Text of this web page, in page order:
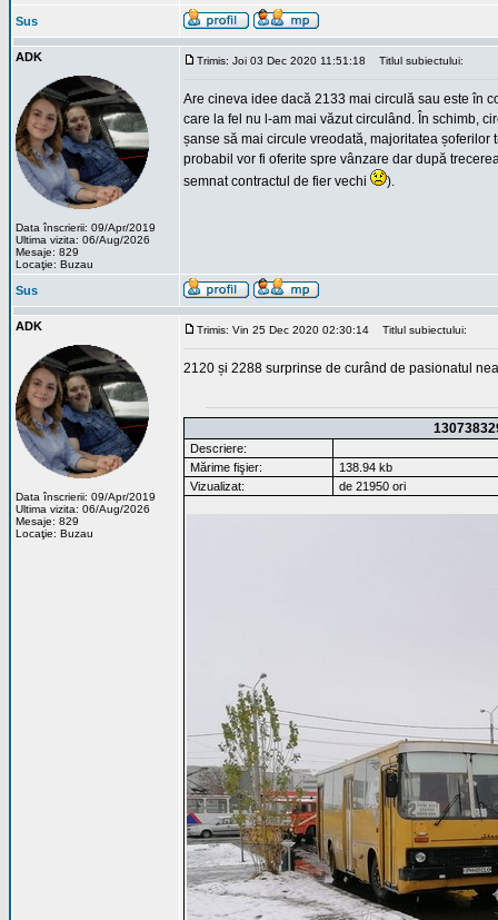
Sus
ADK
Data înscrierii: 09/Apr/2019
Ultima vizita: 06/Aug/2026
Mesaje: 829
Locaţie: Buzau
Trimis: Joi 03 Dec 2020 11:51:18 Titlul subiectului:
Are cineva idee dacă 2133 mai circulă sau este în
care la fel nu l-am mai văzut circulând. În schimb,
șanse să mai circule vreodată, majoritatea
probabil vor fi oferite spre vânzare dar după
semnat contractul de fier vechi
).
Sus
ADK
Data înscrierii: 09/Apr/2019
Ultima vizita: 06/Aug/2026
Mesaje: 829
Locaţie: Buzau
Trimis: Vin 25 Dec 2020 02:30:14 Titlul subiectului:
2120 și 2288 surprinse de curând de pasionatul
Descriere:
Mărime fişier:
138.94 kb
Vizualizat:
de 21950 ori